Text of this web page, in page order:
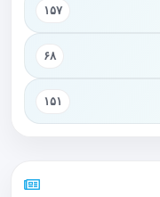
۱۵۷
۶۸
۱۵۱